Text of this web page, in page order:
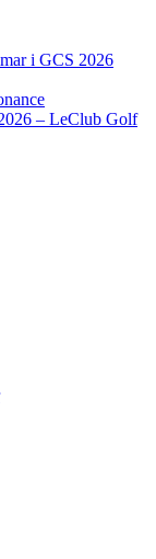
i GCS 2026
– LeClub Golf